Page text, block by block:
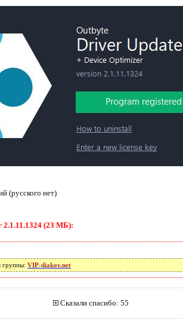
(русского нет)
2.1.11.1324 (23 МБ):
группы: VIP-diakov.net
Сказали спасибо: 55